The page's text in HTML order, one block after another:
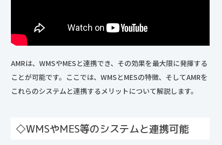
AMRは、WMSやMESと連携でき、その効果を最大限に発揮する
ことが可能です。ここでは、WMSとMESの特徴、そしてAMRを
これらのシステムと連携するメリットについて解説します。
◇WMSやMES等のシステムと連携可能